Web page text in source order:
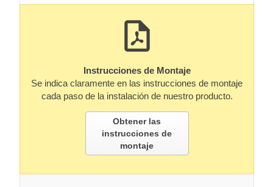
Instrucciones de Montaje
Se indica claramente en las instrucciones de montaje
cada paso de la instalación de nuestro producto.
Obtener las
instrucciones de
montaje